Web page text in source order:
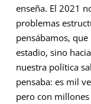
enseña. El 2021
problemas
pensábamos,
estadio, sino
nuestra política
pensaba: es mil
pero con